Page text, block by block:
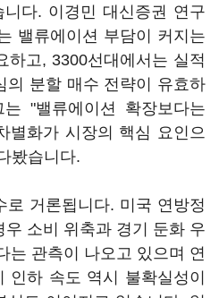
다. 이경민 대신증권 연구
밸류에이션 부담이 커지는
하고, 3300선대에서는 실적
의 분할 매수 전략이 유효하
"밸류에이션 확장보다는
별화가 시장의 핵심 요인으
봤습니다.
로 거론됩니다. 미국 연방정
소비 위축과 경기 둔화 우
는 관측이 나오고 있으며 연
인하 속도 역시 불확실성이